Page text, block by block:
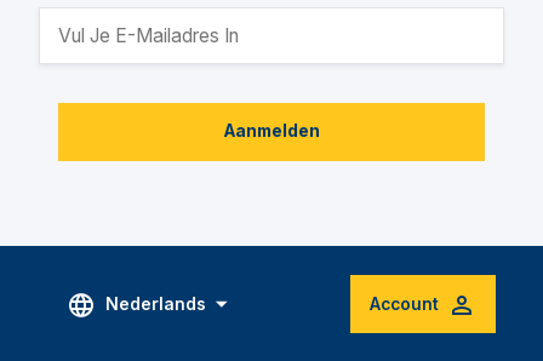
Aanmelden
Nederlands Account